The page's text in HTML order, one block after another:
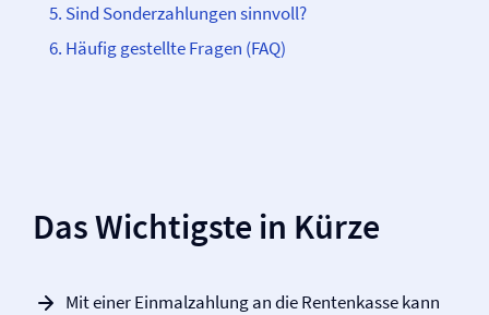
Sind Sonderzahlungen sinnvoll?
Häufig gestellte Fragen (FAQ)
Das Wichtigste in Kürze
Mit einer Einmalzahlung an die Rentenkasse kann